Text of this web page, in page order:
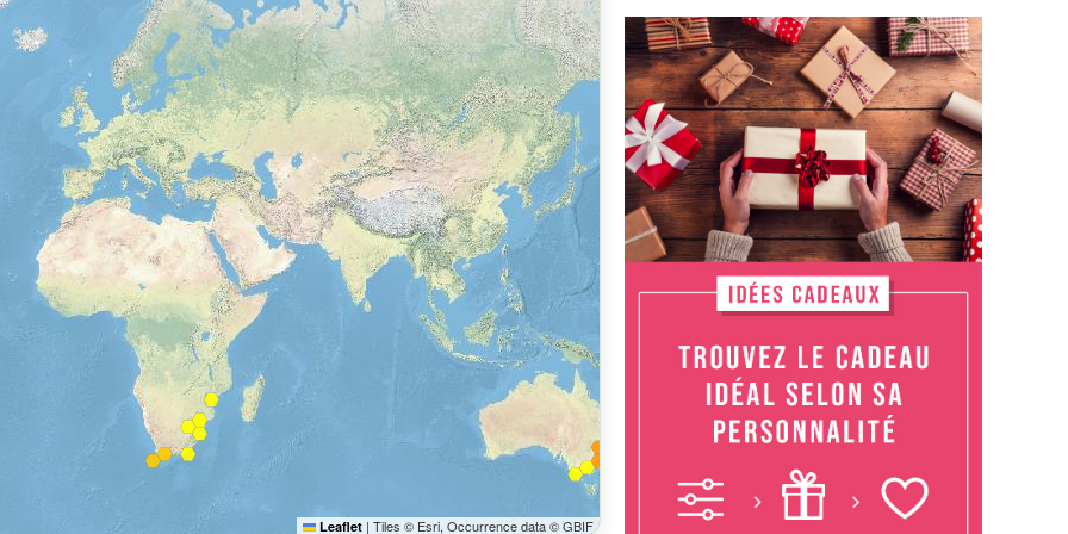
Leaflet | Tiles © Esri, Occurrence data © GBIF